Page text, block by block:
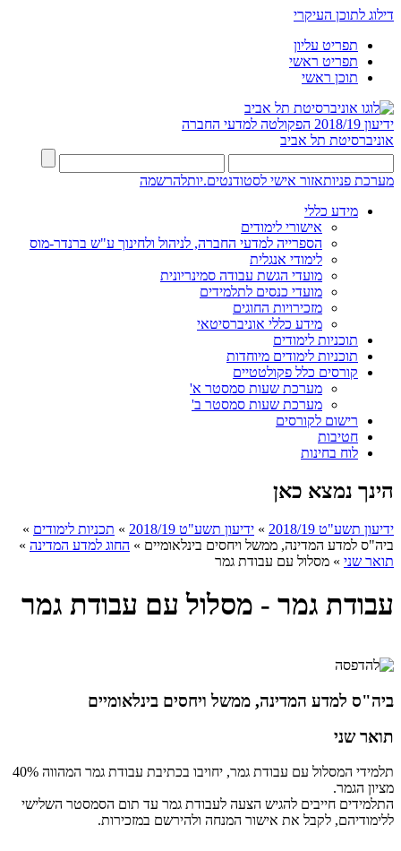
דילוג לתוכן העיקרי
תפריט עליון
תפריט ראשי
תוכן ראשי
ידיעון 2018/19
הפקולטה למדעי החברה
אוניברסיטת תל אביב
מערכת פניותאזור אישי לסטודנטים.יותלהרשמה
מידע כללי
אישורי לימודים
הספרייה למדעי החברה, לניהול ולחינוך ע"ש ברנדר-מוס
לימודי אנגלית
מועדי הגשת עבודה סמינריונית
מועדי כנסים לתלמידים
מזכירויות החוגים
מידע כללי אוניברסיטאי
תוכניות לימודים
תוכניות לימודים מיוחדות
קורסים כלל פקולטטיים
מערכת שעות סמסטר א'
מערכת שעות סמסטר ב'
רישום לקורסים
חטיבות
לוח בחינות
הינך נמצא כאן
ידיעון תשע"ט 2018/19 » ידיעון תשע"ט 2018/19 » תכניות לימודים »
ביה"ס למדע המדינה, ממשל ויחסים בינלאומיים » החוג למדע המדינה »
תואר שני » מסלול עם עבודת גמר
עבודת גמר - מסלול עם עבודת גמר
ביה"ס למדע המדינה, ממשל ויחסים בינלאומיים
תואר שני
תלמידי המסלול עם עבודת גמר, יחויבו בכתיבת עבודת גמר המהווה 40%
מציון הגמר.
התלמידים חייבים להגיש הצעה לעבודת גמר עד תום הסמסטר השלישי
ללימודיהם, לקבל את אישור המנחה ולהירשם במזכירות.